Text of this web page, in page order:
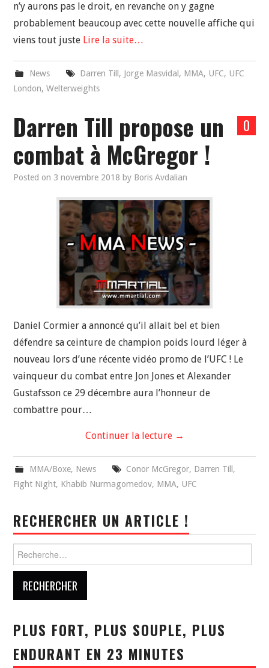
n’y aurons pas le droit, en revanche on y gagne
probablement beaucoup avec cette nouvelle affiche qui
viens tout juste Lire la suite…
News Darren Till , Jorge Masvidal , MMA, UFC, UFC
London,Welterweights
0
Darren Till propose un
combat à McGregor !
Posted on 3 novembre 2018 by Boris Avdalian
Daniel Cormier a annoncé qu’il allait bel et bien
défendre sa ceinture de champion poids lourd léger à
nouveau lors d’une récente vidéo promo de l’UFC ! Le
vainqueur du combat entre Jon Jones et Alexander
Gustafsson ce 29 décembre aura l’honneur de
combattre pour…
Continuer la lecture →
MMA/Boxe, News Conor McGregor, Darren Till ,
Fight Night, Khabib Nurmagomedov, MMA, UFC
RECHERCHER UN ARTICLE !
PLUS FORT, PLUS SOUPLE, PLUS
ENDURANT EN 23 MINUTES